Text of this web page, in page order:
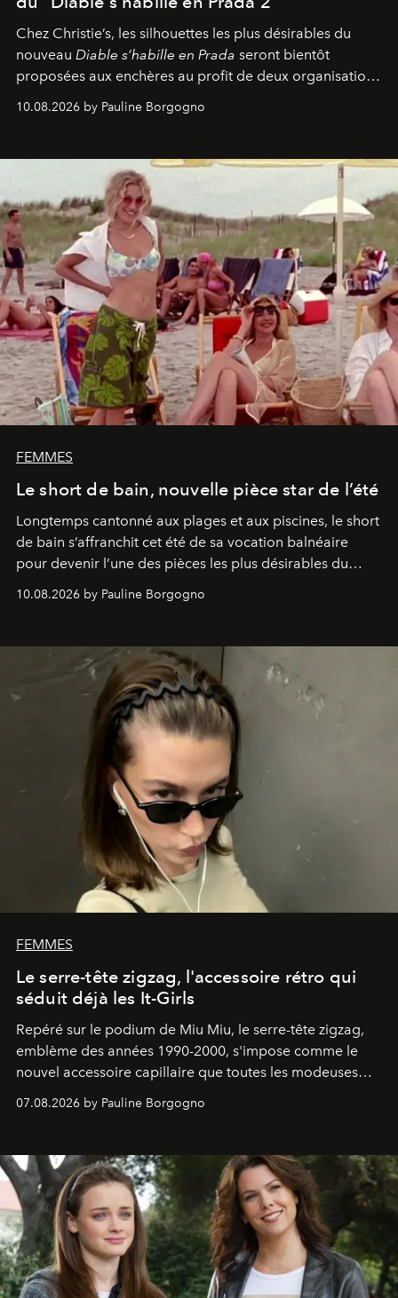
Chez Christie’s, les silhouettes les plus désirables du
nouveau Diable s’habille en Prada seront bientôt
proposées aux enchères au profit de deux organisations
engagées pour la presse et la mode.
10.08.2026 by Pauline Borgogno
FEMMES
Le short de bain, nouvelle pièce star de l’été
Longtemps cantonné aux plages et aux piscines, le short
de bain s’affranchit cet été de sa vocation balnéaire
pour devenir l’une des pièces les plus désirables du
10.08.2026 by Pauline Borgogno
FEMMES
Le serre-tête zigzag, l'accessoire rétro qui
séduit déjà les It-Girls
Repéré sur le podium de Miu Miu, le serre-tête zigzag,
emblème des années 1990-2000, s'impose comme le
nouvel accessoire capillaire que toutes les modeuses
s'arrachent déjà.
07.08.2026 by Pauline Borgogno